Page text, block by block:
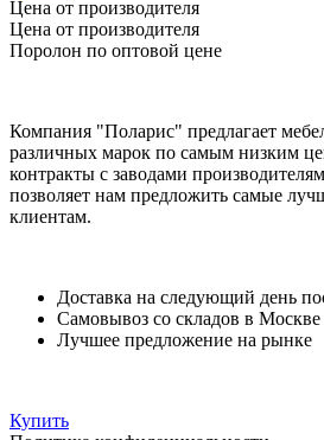
Цена от производителя
Цена от производителя
Поролон по оптовой цене
Компания "Поларис" предлагает
различных марок по самым низким
контракты с заводами
позволяет нам предложить самые
клиентам.
Доставка на следующий день
Самовывоз со складов в
Лучшее предложение на рынке
Купить